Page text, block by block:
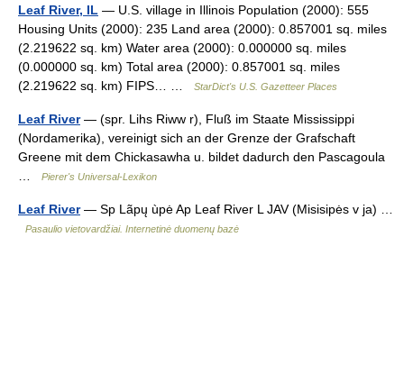
Leaf River, IL — U.S. village in Illinois Population (2000): 555
Housing Units (2000): 235 Land area (2000): 0.857001 sq. miles
(2.219622 sq. km) Water area (2000): 0.000000 sq. miles
(0.000000 sq. km) Total area (2000): 0.857001 sq. miles
(2.219622 sq. km) FIPS… …
StarDict's U.S. Gazetteer Places
Leaf River— (spr. Lihs Riww r), Fluß im Staate Mississippi
(Nordamerika), vereinigt sich an der Grenze der Grafschaft
Greene mit dem Chickasawha u. bildet dadurch den Pascagoula
Pierer's Universal-Lexikon
Leaf River— Sp Lãpų ùpė Ap Leaf River L JAV (Misisipės v ja) …
Pasaulio vietovardžiai. Internetinė duomenų bazė